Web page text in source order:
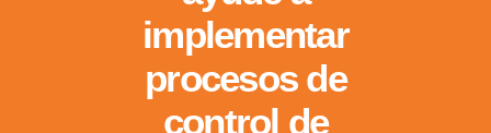
implementar
procesos de
control de